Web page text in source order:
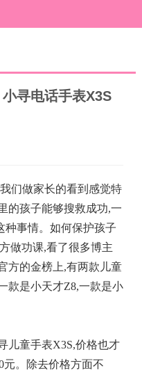
寻电话手表X3S
们做家长的看到感觉特
的孩子能够搜救成功,一
种事情。如何保护孩子
做功课,看了很多博主
方的金榜上,有两款儿童
款是小天才Z8,一款是小
儿童手表X3S,价格也才
元。除去价格方面不